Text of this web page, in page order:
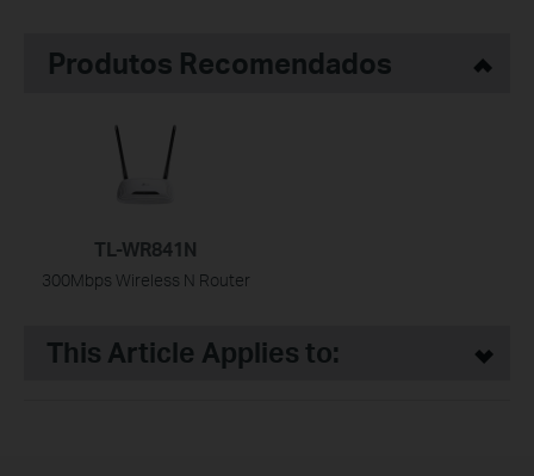
Produtos Recomendados
TL-WR841N
300Mbps Wireless N Router
This Article Applies to: